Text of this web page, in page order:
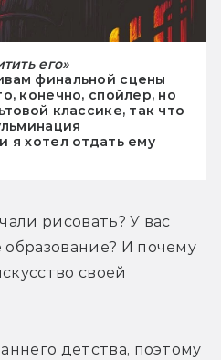
его»
финальной сцены
конечно, спойлер, но
классике, так что
я хотел отдать ему
рисовать? У вас
образование? И почему
своей
детства, поэтому